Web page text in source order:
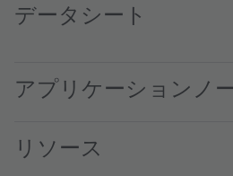
データシート
アプリケーションノ
リソース